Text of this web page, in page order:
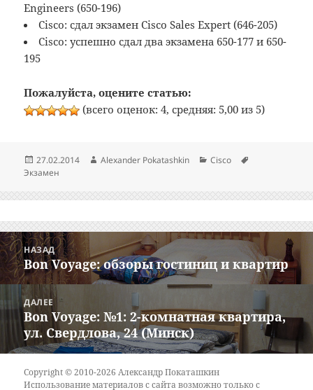
Engineers (650-196)
Cisco: сдал экзамен Cisco Sales Expert (646-205)
Cisco: успешно сдал два экзамена 650-177 и 650-
195
Пожалуйста, оцените статью:
(всего оценок: 4, средняя: 5,00 из 5)
Опубликовано
27.02.2014 Автор
Alexander Pokatashkin Рубрики
Cisco
Экзамен
Навигация
по
записям
НАЗАД
Предыдущая
запись:
Bon Voyage: обзоры гостиниц и квартир
ДАЛЕЕ
Следующая
запись:
Bon Voyage: №1: 2-комнатная квартира,
ул. Свердлова, 24 (Минск)
Copyright © 2010-2026 Александр Покаташкин
Использование материалов с сайта возможно только с